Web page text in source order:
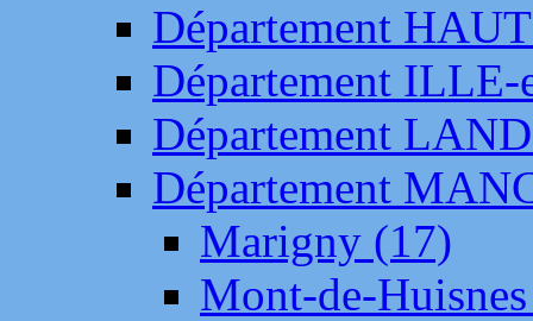
Département
Département
Département
Département
Marigny (17)
Mont-de-